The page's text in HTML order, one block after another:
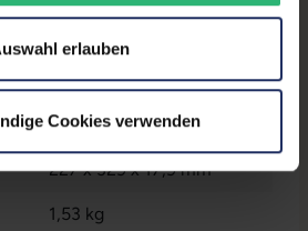
erlauben
Cookies verwenden
16 GB DDR4
Intel Core i5 1145G7 @ 2,6
GHz
9010362039083
227 x 329 x 17,9 mm
1,53 kg